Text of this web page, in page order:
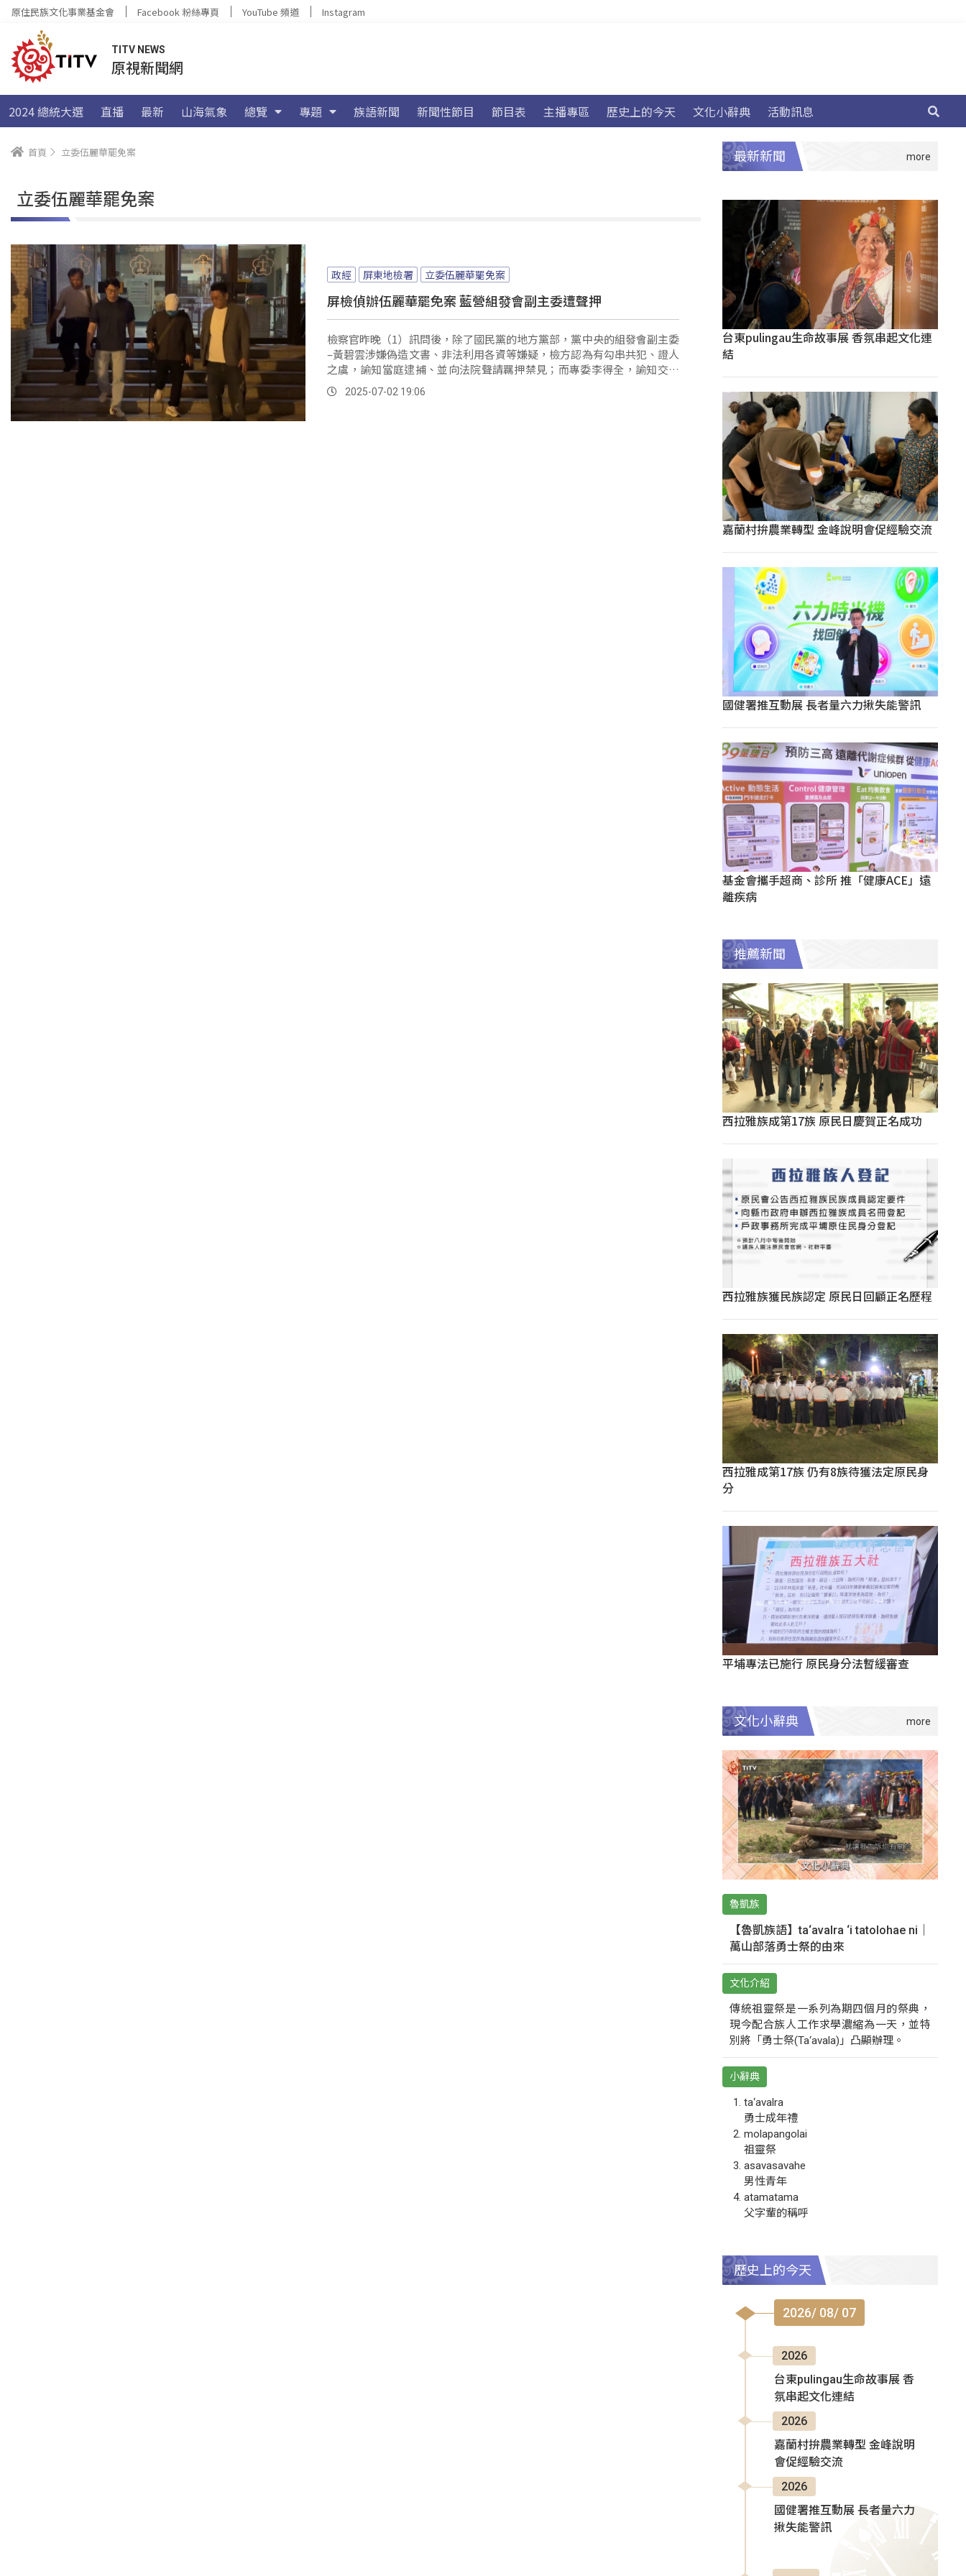
原住民族文化事業基金會 Facebook 粉絲專頁 YouTube 頻道 Instagram
TITV NEWS
原視新聞網
2024 總統大選 直播 最新 山海氣象 總覽 專題 族語新聞 新聞性節目 節目表 主播專區 歷史上的今天 文化小辭典 活動訊息
首頁 立委伍麗華罷免案
立委伍麗華罷免案
政經 屏東地檢署 立委伍麗華罷免案
屏檢偵辦伍麗華罷免案 藍營組發會副主委遭聲押
檢察官昨晚（1）訊問後，除了國民黨的地方黨部，黨中央的組發會副主委
–黃碧雲涉嫌偽造文書、非法利用各資等嫌疑，檢方認為有勾串共犯、證人
之虞，諭知當庭逮捕、並向法院聲請羈押禁見；而專委李得全，諭知交保
新臺幣50萬元。
2025-07-02 19:06
最新新聞
台東pulingau生命故事展 香氛串起文化連
結
嘉蘭村拚農業轉型 金峰說明會促經驗交流
國健署推互動展 長者量六力揪失能警訊
基金會攜手超商、診所 推「健康ACE」遠
離疾病
推薦新聞
西拉雅族成第17族 原民日慶賀正名成功
西拉雅族獲民族認定 原民日回顧正名歷程
西拉雅成第17族 仍有8族待獲法定原民身
分
平埔專法已施行 原民身分法暫緩審查
文化小辭典
魯凱族
【魯凱族語】ta‘avalra ‘i tatolohae ni｜
萬山部落勇士祭的由來
文化介紹
傳統祖靈祭是一系列為期四個月的祭典，
現今配合族人工作求學濃縮為一天，並特
別將「勇士祭(Ta‘avala)」凸顯辦理。
小辭典
ta‘avalra
勇士成年禮
molapangolai
祖靈祭
asavasavahe
男性青年
atamatama
父字輩的稱呼
歷史上的今天
2026/ 08/ 07
2026
台東pulingau生命故事展 香
氛串起文化連結
2026
嘉蘭村拚農業轉型 金峰說明
會促經驗交流
2026
國健署推互動展 長者量六力
揪失能警訊